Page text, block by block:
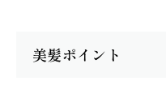
美髪ポイント